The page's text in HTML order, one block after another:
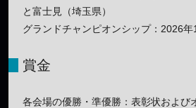
と富士見（埼玉県）
グランドチャンピオンシップ：2026年
賞金
各会場の優勝・準優勝：表彰状および